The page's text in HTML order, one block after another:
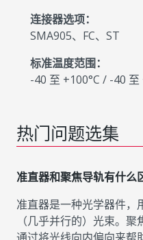
连接器选项：
SMA905、FC、ST
标准温度范围：
-40 至 +100°C / -40 至
热门问题选集
准直器和聚焦导轨有什么
准直器是一种光学器件，
（几乎并行的）光束。聚
通过将光线向内偏向来帮